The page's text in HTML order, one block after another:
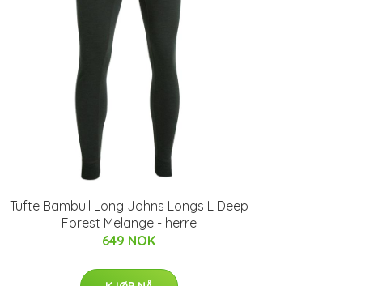
Tufte Bambull Long Johns Longs L Deep
Forest Melange - herre
649 NOK